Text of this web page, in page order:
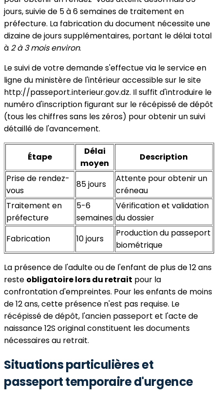
jours, suivie de 5 à 6 semaines de traitement en
préfecture. La fabrication du document nécessite une
dizaine de jours supplémentaires, portant le délai total
à 2 à 3 mois environ.
Le suivi de votre demande s'effectue via le service en
ligne du ministère de l'intérieur accessible sur le site
http://passeport.interieur.gov.dz. Il suffit d'introduire le
numéro d'inscription figurant sur le récépissé de dépôt
(tous les chiffres sans les zéros) pour obtenir un suivi
détaillé de l'avancement.
Étape
Délai
moyen
Description
Prise de rendez-
vous
85 jours
Attente pour obtenir un
créneau
Traitement en
préfecture
5-6
semaines
Vérification et validation
du dossier
Fabrication
10 jours
Production du passeport
biométrique
La présence de l'adulte ou de l'enfant de plus de 12 ans
reste obligatoire lors du retrait pour la
confrontation d'empreintes. Pour les enfants de moins
de 12 ans, cette présence n'est pas requise. Le
récépissé de dépôt, l'ancien passeport et l'acte de
naissance 12S original constituent les documents
nécessaires au retrait.
Situations particulières et
passeport temporaire d'urgence